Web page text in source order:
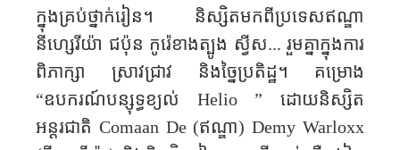
ក្នុងគ្រប់ថ្នាក់រៀន។ និស្សិតមកពីប្រទេសឥណ្ឌា
នីហ្សេរីយ៉ា ជប៉ុន កូរ៉េខាងត្បូង ស្វីស... រួមគ្នាក្នុងការ
ពិភាក្សា ស្រាវជ្រាវ និងច្នៃប្រតិដ្ឋ។ គម្រោង
“ឧបករណ៍បន្សុទ្ធខ្យល់ Helio ”ដោយនិស្សិត
អន្តរជាតិ Comaan De (ឥណ្ឌា)Demy Warloxx